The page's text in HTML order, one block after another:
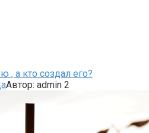
, а кто создал его?
Автор: admin 2